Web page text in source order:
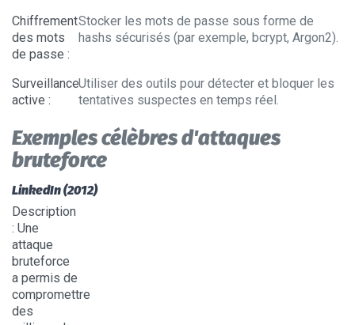
Chiffrement
des mots
de passe :
Stocker les mots de passe sous forme de
hashs sécurisés (par exemple, bcrypt, Argon2).
Surveillance
active :
Utiliser des outils pour détecter et bloquer les
tentatives suspectes en temps réel.
Exemples célèbres d'attaques
bruteforce
LinkedIn (2012)
Description
: Une
attaque
bruteforce
a permis de
compromettre
des